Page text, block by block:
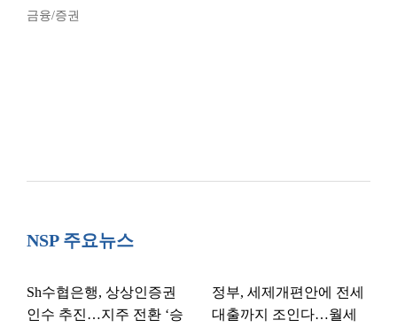
금융/증권
NSP 주요뉴스
Sh수협은행, 상상인증권
인수 추진…지주 전환 ‘승
정부, 세제개편안에 전세
대출까지 조인다…월세